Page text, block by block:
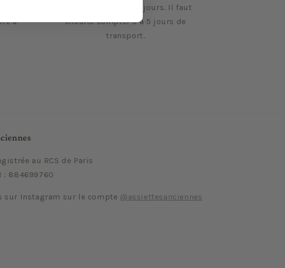
à
à
et expédiées en 2 à 4 jours. Il faut
ensuite compter 3 à 5 jours de
transport.
au RCS de Paris
: 884699760
sur Instagram sur le compte @assiettesanciennes